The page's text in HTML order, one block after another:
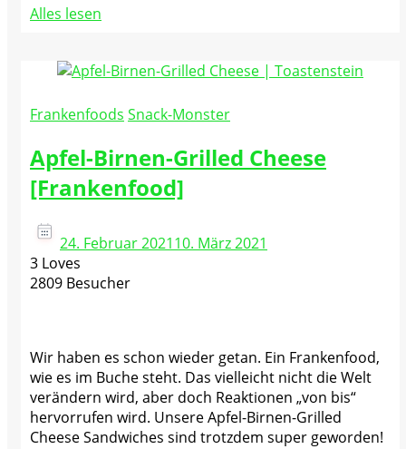
Alles lesen
Frankenfoods Snack-Monster
Apfel-Birnen-Grilled Cheese
[Frankenfood]
24. Februar 202110. März 2021
3 Loves
2809 Besucher
Wir haben es schon wieder getan. Ein Frankenfood,
wie es im Buche steht. Das vielleicht nicht die Welt
verändern wird, aber doch Reaktionen „von bis“
hervorrufen wird. Unsere Apfel-Birnen-Grilled
Cheese Sandwiches sind trotzdem super geworden!